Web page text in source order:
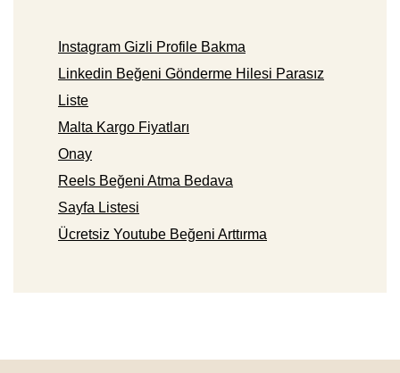
Instagram Gizli Profile Bakma
Linkedin Beğeni Gönderme Hilesi Parasız
Liste
Malta Kargo Fiyatları
Onay
Reels Beğeni Atma Bedava
Sayfa Listesi
Ücretsiz Youtube Beğeni Arttırma